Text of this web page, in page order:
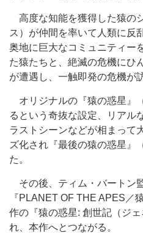
高度な知能を獲得した猿の
ス）が仲間を率いて人類に反
奥地に巨大なコミュニティー
た猿たちと、絶滅の危機にひ
が遭遇し、一触即発の危機が
オリジナルの『猿の惑星』
るという奇抜な設定、リアル
ラストシーンなどが相まって
ズ化され『最後の猿の惑星』
た。
その後、ティム・バートン
『PLANET OF THE APES／
作の『猿の惑星: 創世記（ジ
れ、本作へとつながる。